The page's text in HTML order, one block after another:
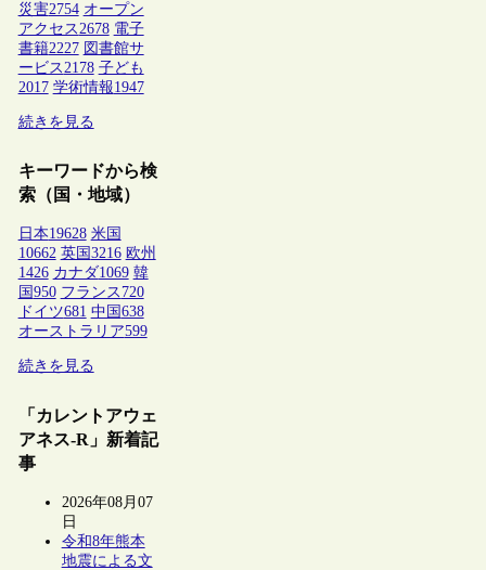
災害2754 オープン
アクセス 2678 電子
書籍2227 図書館サ
ービス 2178 子ども
2017 学術情報1947
続きを見る
キーワードから検
索（国・地域）
日本19628 米国
10662 英国 3216 欧州
1426 カナダ1069 韓
国 950 フランス 720
ドイツ681 中国 638
オーストラリア599
続きを見る
「カレントアウェ
アネス-R」新着記
事
2026年08月07
日
令和8年熊本
地震による文